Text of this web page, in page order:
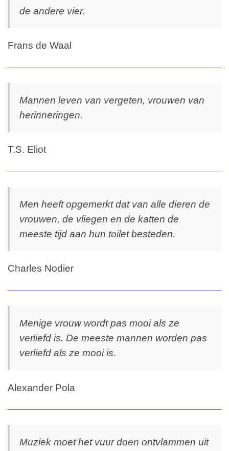
de andere vier.
Frans de Waal
Mannen leven van vergeten, vrouwen van
herinneringen.
T.S. Eliot
Men heeft opgemerkt dat van alle dieren de
vrouwen, de vliegen en de katten de
meeste tijd aan hun toilet besteden.
Charles Nodier
Menige vrouw wordt pas mooi als ze
verliefd is. De meeste mannen worden pas
verliefd als ze mooi is.
Alexander Pola
Muziek moet het vuur doen ontvlammen uit